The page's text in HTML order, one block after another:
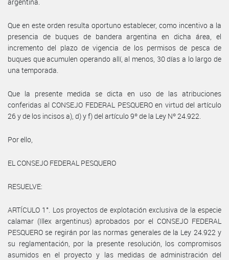
Que en este orden resulta oportuno establecer, como incentivo a la
presencia de buques de bandera argentina en dicha área, el
incremento del plazo de vigencia de los permisos de pesca de
buques que acumulen operando allí, al menos, 30 días a lo largo de
una temporada.
Que la presente medida se dicta en uso de las atribuciones
conferidas al CONSEJO FEDERAL PESQUERO en virtud del artículo
26 y de los incisos a), d) y f) del artículo 9º de la Ley Nº 24.922.
Por ello,
EL CONSEJO FEDERAL PESQUERO
RESUELVE:
ARTÍCULO 1°. Los proyectos de explotación exclusiva de la especie
calamar (Illex argentinus) aprobados por el CONSEJO FEDERAL
PESQUERO se regirán por las normas generales de la Ley 24.922 y
su reglamentación, por la presente resolución, los compromisos
asumidos en el proyecto y las medidas de administración del